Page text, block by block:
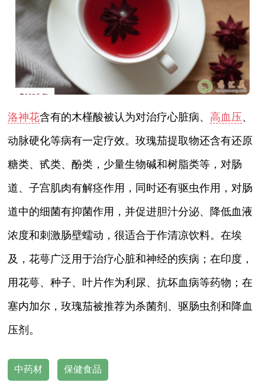
洛神花含有的木槿酸被认为对治疗心脏病、 高血压、
动脉硬化等病有一定疗效。玫瑰茄提取物还含有还原
糖类、甙类、酚类，少量生物碱和树脂类等，对肠
道、子宫肌肉有解痉作用，同时还有驱虫作用，对肠
道中的细菌有抑菌作用，并促进胆汁分泌、降低血液
浓度和刺激肠壁蠕动，很适合于作清凉饮料。在埃
及，花萼广泛用于治疗心脏和神经的疾病；在印度，
用花萼、种子、叶片作为利尿、抗坏血病等药物；在
塞内加尔，玫瑰茄被推荐为杀菌剂、驱肠虫剂和降血
压剂。
中药材 保健食品